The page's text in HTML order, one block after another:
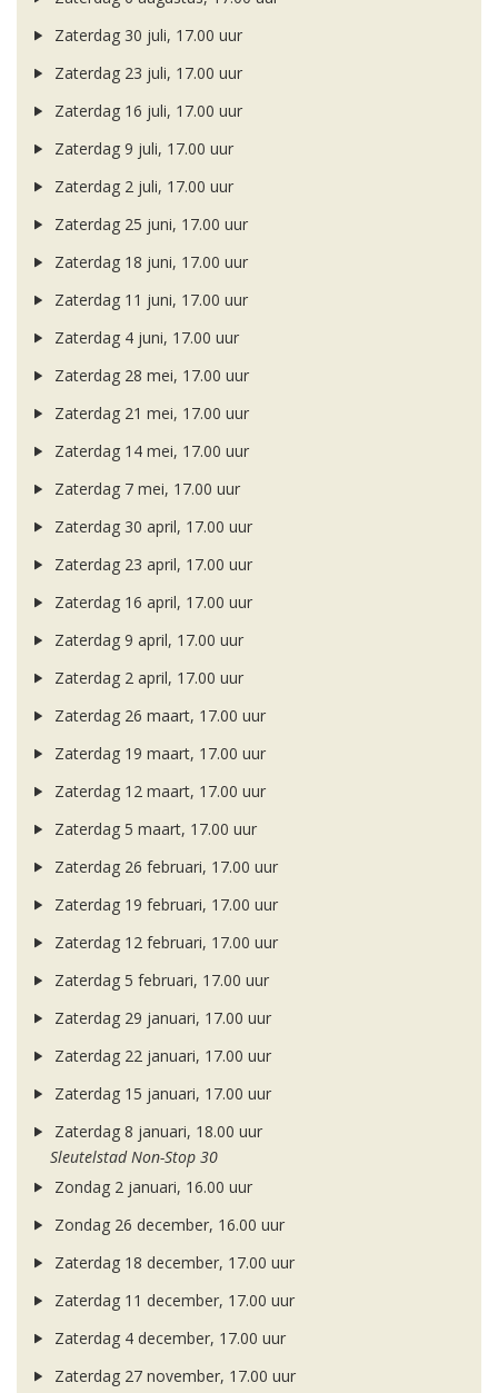
Zaterdag 30 juli, 17.00 uur
Zaterdag 23 juli, 17.00 uur
Zaterdag 16 juli, 17.00 uur
Zaterdag 9 juli, 17.00 uur
Zaterdag 2 juli, 17.00 uur
Zaterdag 25 juni, 17.00 uur
Zaterdag 18 juni, 17.00 uur
Zaterdag 11 juni, 17.00 uur
Zaterdag 4 juni, 17.00 uur
Zaterdag 28 mei, 17.00 uur
Zaterdag 21 mei, 17.00 uur
Zaterdag 14 mei, 17.00 uur
Zaterdag 7 mei, 17.00 uur
Zaterdag 30 april, 17.00 uur
Zaterdag 23 april, 17.00 uur
Zaterdag 16 april, 17.00 uur
Zaterdag 9 april, 17.00 uur
Zaterdag 2 april, 17.00 uur
Zaterdag 26 maart, 17.00 uur
Zaterdag 19 maart, 17.00 uur
Zaterdag 12 maart, 17.00 uur
Zaterdag 5 maart, 17.00 uur
Zaterdag 26 februari, 17.00 uur
Zaterdag 19 februari, 17.00 uur
Zaterdag 12 februari, 17.00 uur
Zaterdag 5 februari, 17.00 uur
Zaterdag 29 januari, 17.00 uur
Zaterdag 22 januari, 17.00 uur
Zaterdag 15 januari, 17.00 uur
Zaterdag 8 januari, 18.00 uur
Sleutelstad Non-Stop 30
Zondag 2 januari, 16.00 uur
Zondag 26 december, 16.00 uur
Zaterdag 18 december, 17.00 uur
Zaterdag 11 december, 17.00 uur
Zaterdag 4 december, 17.00 uur
Zaterdag 27 november, 17.00 uur